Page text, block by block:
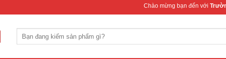
Chào mừng bạn đến vớiTrường Thịnh
kiếm: